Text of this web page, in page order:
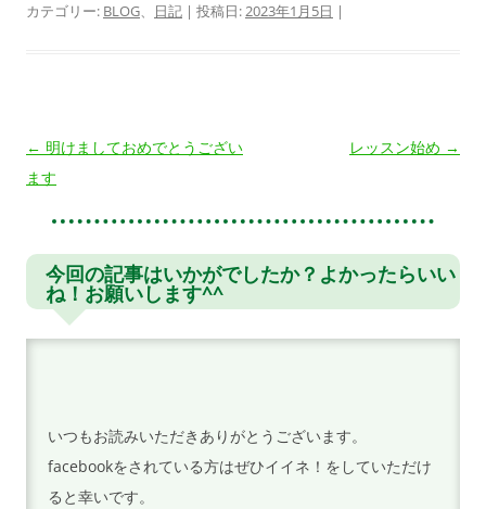
カテゴリー: BLOG、 日記 | 投稿日:2023年1月5日 |
投
稿
ゲ
ー
← 明けましておめでとうござい
ます
レッスン始め →
今回の記事はいかがでしたか？よかったらいい
ね！お願いします^^
いつもお読みいただきありがとうございます。
facebookをされている方はぜひイイネ！をしていただけ
ると幸いです。